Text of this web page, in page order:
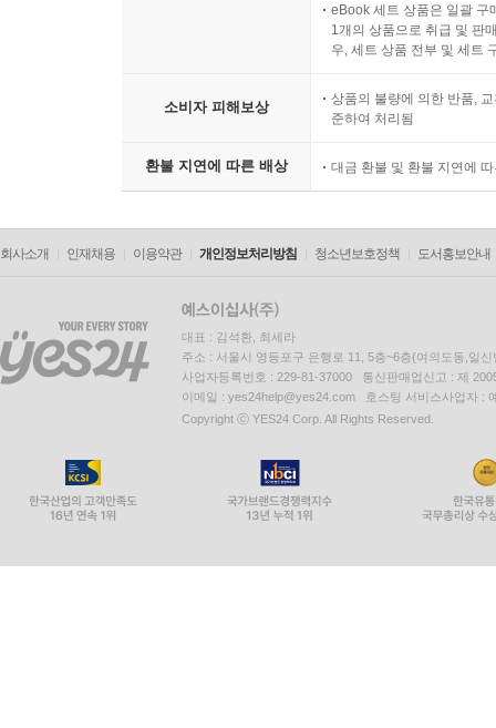
eBook 세트 상품은 일괄 구
1개의 상품으로 취급 및 판
우, 세트 상품 전부 및 세트
소비자 피해보상
상품의 불량에 의한 반품,
준하여 처리됨
환불 지연에 따른 배상 대금 환불 및 환불 지연에
회사소개 인재채용 이용약관 개인정보처리방침 청소년보호정책 도서홍보안내
대표 : 김석환, 최세라
주소 : 서울시 영등포구 은행로 11, 5층~6층(여의도동,일신
사업자등록번호 : 229-81-37000 통신판매업신고 : 제
이메일 : yes24help@yes24.com 호스팅 서비스사업자 :
Copyright ⓒ YES24 Corp. All Rights Reserved.